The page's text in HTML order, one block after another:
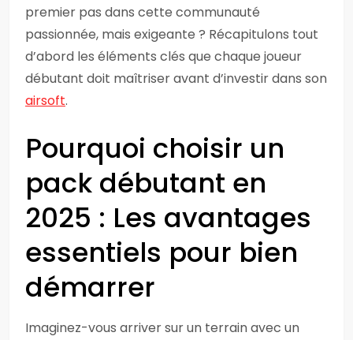
premier pas dans cette communauté
passionnée, mais exigeante ? Récapitulons tout
d’abord les éléments clés que chaque joueur
débutant doit maîtriser avant d’investir dans son
airsoft.
Pourquoi choisir un
pack débutant en
2025 : Les avantages
essentiels pour bien
démarrer
Imaginez-vous arriver sur un terrain avec un